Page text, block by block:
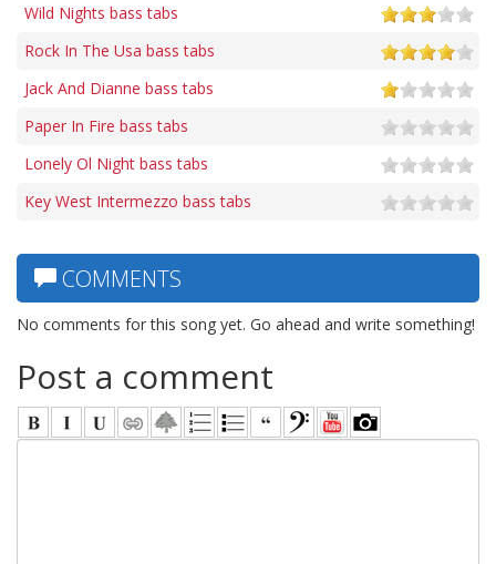
Wild Nights bass tabs
Rock In The Usa bass tabs
Jack And Dianne bass tabs
Paper In Fire bass tabs
Lonely Ol Night bass tabs
Key West Intermezzo bass tabs
COMMENTS
No comments for this song yet. Go ahead and write something!
Post a comment